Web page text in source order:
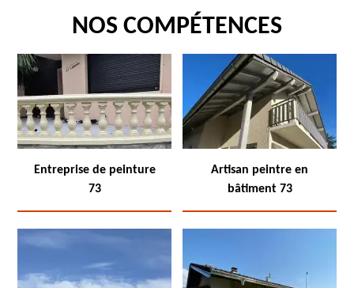
NOS COMPÉTENCES
Entreprise de peinture
73
Artisan peintre en
bâtiment 73